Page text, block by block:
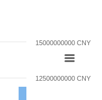
12500000000 CNY
15000000000 CNY